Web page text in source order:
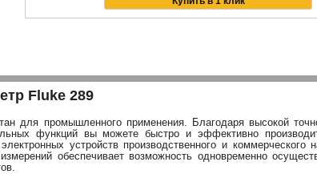
Fluke 289
для промышленного применения. Благодаря высокой
функций вы можете быстро и эффективно
устройств производственного и коммерческого
обеспечивает возможность одновременно